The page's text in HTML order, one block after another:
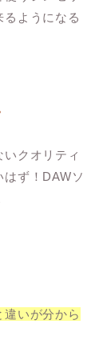
ようになる
クオリティ
ず！DAWソ
いが分から